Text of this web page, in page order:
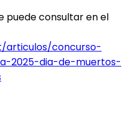
puede consultar en el
articulos/concurso-
2025-dia-de-muertos-